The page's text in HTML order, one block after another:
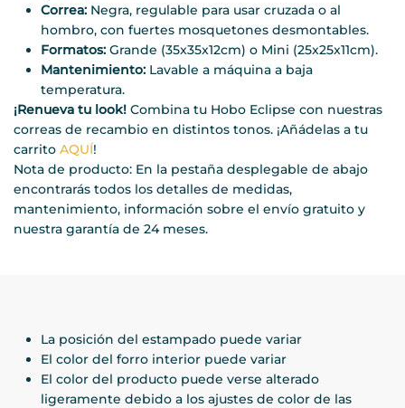
Correa: Negra, regulable para usar cruzada o al
hombro, con fuertes mosquetones desmontables.
Formatos: Grande (35x35x12cm) o Mini (25x25x11cm).
Mantenimiento: Lavable a máquina a baja
temperatura.
¡Renueva tu look! Combina tu Hobo Eclipse con nuestras
correas de recambio en distintos tonos. ¡Añádelas a tu
carrito AQUÍ!
Nota de producto: En la pestaña desplegable de abajo
encontrarás todos los detalles de medidas,
mantenimiento, información sobre el envío gratuito y
nuestra garantía de 24 meses.
La posición del estampado puede variar
El color del forro interior puede variar
El color del producto puede verse alterado
ligeramente debido a los ajustes de color de las